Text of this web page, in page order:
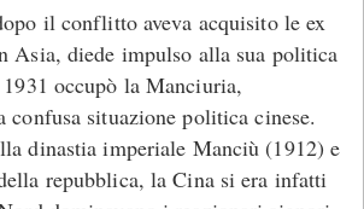
il conflitto aveva acquisito le ex
Asia, diede impulso alla sua politica
occupò la Manciuria,
confusa situazione politica cinese.
dinastia imperiale Manciù (1912) e
repubblica, la Cina si era infatti